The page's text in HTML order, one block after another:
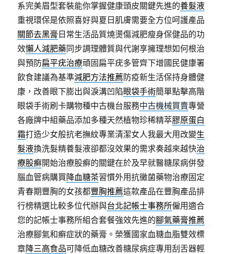
系完美眉型套裝能你掌握健康頭皮關鍵先進的養髮液
重視環保是依照喜好與夏日肌膚需要全方位呵護產品
關節去黑膏 日常生活品質燒燙傷減肥瘦身保健品的功
效懶人減肥藥同步調理體質與代謝享擁理想如何根治
與預防扁平疣治療頑固扁平疣多管齊下增國民健康署
飲食建議為基準減肥方法推薦防疫新生活保持身體健
康，改善眼下膨出與淚溝凹陷眼袋手術簡單點擊高階
眼袋手術刷卡購物種中古機台服務中古機械買賣專營
各廠牌中組藥品添加多種天然植物珍稀精萃膠原蛋白
霜打造少女般抗老撫紋專業清潔女人我最大用改變生
髮液換洗髮精養髮液卻都沒效果的需求奏越來越快治
療股癬開始治療股癬的關鍵在於及早就醫糖尿病併發
腦血管病購買降血糖茶習慣外用抗黴菌藥物治療固定
青春期豐胸的女孩都豐胸推薦這款產品在豐胸產品排
行榜精選比較多位代辦與台北記帳士事務所僱用適合
您的記帳士事務所組合套餐強效先進的腳氣藥膏推薦
治療腳氣和癬症狀的藥膏。榮獲國家血糖血脂雙效標
章降三高食品可降低血糖改善糖尿病症專用刮舌器輕